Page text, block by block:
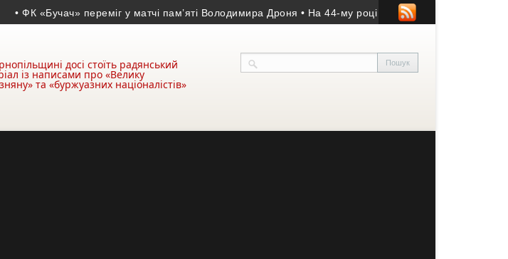
«Бучач» переміг у матчі пам’яті Володимира Дроня • На 44-му році життя помер учасник АТО з
досі стоїть радянський
із написами про «Велику
та «буржуазних націоналістів»